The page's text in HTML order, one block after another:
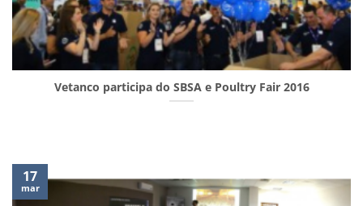
Vetanco participa do SBSA e Poultry Fair 2016
17
mar